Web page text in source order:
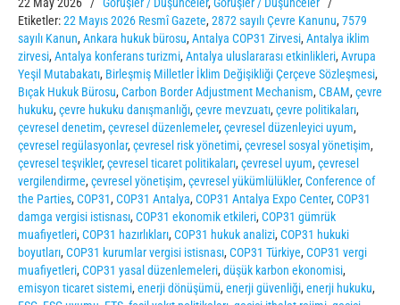
Etiketler:22 Mayıs 2026 Resmî Gazete, 2872 sayılı Çevre Kanunu, 7579
sayılı Kanun, Ankara hukuk bürosu, Antalya COP31 Zirvesi, Antalya iklim
zirvesi, Antalya konferans turizmi, Antalya uluslararası etkinlikleri, Avrupa
Yeşil Mutabakatı, Birleşmiş Milletler İklim Değişikliği Çerçeve Sözleşmesi,
Bıçak Hukuk Bürosu, Carbon Border Adjustment Mechanism, CBAM, çevre
hukuku, çevre hukuku danışmanlığı, çevre mevzuatı, çevre politikaları,
çevresel denetim, çevresel düzenlemeler, çevresel düzenleyici uyum,
çevresel regülasyonlar, çevresel risk yönetimi, çevresel sosyal yönetişim,
çevresel teşvikler, çevresel ticaret politikaları, çevresel uyum, çevresel
vergilendirme, çevresel yönetişim, çevresel yükümlülükler, Conference of
the Parties, COP31, COP31 Antalya, COP31 Antalya Expo Center, COP31
damga vergisi istisnası, COP31 ekonomik etkileri, COP31 gümrük
muafiyetleri, COP31 hazırlıkları, COP31 hukuk analizi, COP31 hukuki
boyutları, COP31 kurumlar vergisi istisnası, COP31 Türkiye, COP31 vergi
muafiyetleri, COP31 yasal düzenlemeleri, düşük karbon ekonomisi,
emisyon ticaret sistemi, enerji dönüşümü, enerji güvenliği, enerji hukuku,